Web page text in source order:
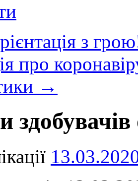
з
про
→
здобувачів